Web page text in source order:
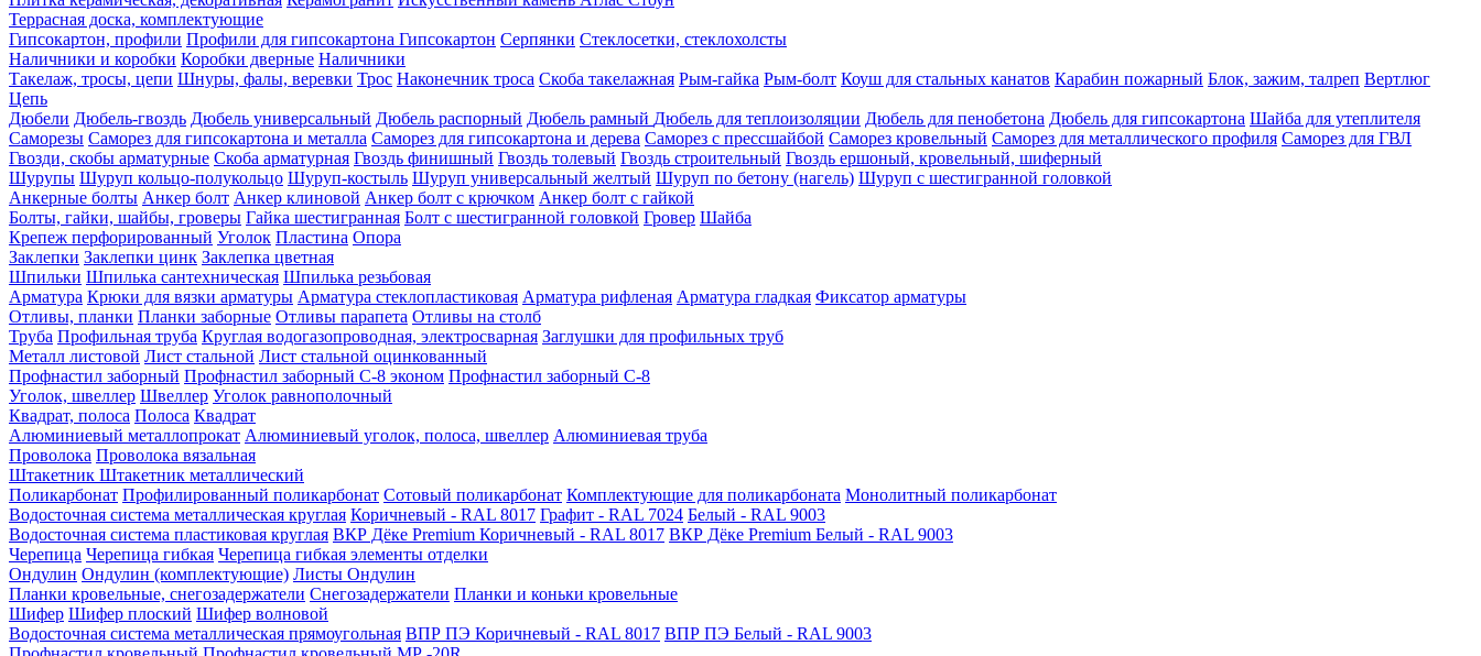
Террасная доска, комплектующие
Гипсокартон, профили Профили для гипсокартона Гипсокартон Серпянки Стеклосетки, стеклохолсты
Наличники и коробки Коробки дверные Наличники
Такелаж, тросы, цепи Шнуры, фалы, веревки Трос Наконечник троса Скоба такелажная Рым-гайка Рым-болт Коуш для стальных канатов Карабин пожарный Блок, зажим, талреп Вертлюг
Цепь
Дюбели Дюбель-гвоздь Дюбель универсальный Дюбель распорный Дюбель рамный Дюбель для теплоизоляции Дюбель для пенобетона Дюбель для гипсокартона Шайба для утеплителя
Саморезы Саморез для гипсокартона и металла Саморез для гипсокартона и дерева Саморез с прессшайбой Саморез кровельный Саморез для металлического профиля Саморез для ГВЛ
Гвозди, скобы арматурные Скоба арматурная Гвоздь финишный Гвоздь толевый Гвоздь строительный Гвоздь ершоный, кровельный, шиферный
Шурупы Шуруп кольцо-полукольцо Шуруп-костыль Шуруп универсальный желтый Шуруп по бетону (нагель) Шуруп с шестигранной головкой
Анкерные болты Анкер болт Анкер клиновой Анкер болт с крючком Анкер болт с гайкой
Болты, гайки, шайбы, гроверы Гайка шестигранная Болт c шестигранной головкой Гровер Шайба
Крепеж перфорированный Уголок Пластина Опора
Заклепки Заклепки цинк Заклепка цветная
Шпильки Шпилька сантехническая Шпилька резьбовая
Арматура Крюки для вязки арматуры Арматура стеклопластиковая Арматура рифленая Арматура гладкая Фиксатор арматуры
Отливы, планки Планки заборные Отливы парапета Отливы на столб
Труба Профильная труба Круглая водогазопроводная, электросварная Заглушки для профильных труб
Металл листовой Лист стальной Лист стальной оцинкованный
Профнастил заборный Профнастил заборный С-8 эконом Профнастил заборный С-8
Уголок, швеллер Швеллер Уголок равнополочный
Квадрат, полоса Полоса Квадрат
Алюминиевый металлопрокат Алюминиевый уголок, полоса, швеллер Алюминиевая труба
Проволока Проволока вязальная
Штакетник Штакетник металлический
Поликарбонат Профилированный поликарбонат Сотовый поликарбонат Комплектующие для поликарбоната Монолитный поликарбонат
Водосточная система металлическая круглая Коричневый - RAL 8017 Графит - RAL 7024 Белый - RAL 9003
Водосточная система пластиковая круглая ВКР Дёке Premium Коричневый - RAL 8017 ВКР Дёке Premium Белый - RAL 9003
Черепица Черепица гибкая Черепица гибкая элементы отделки
Ондулин Ондулин (комплектующие) Листы Ондулин
Планки кровельные, снегозадержатели Снегозадержатели Планки и коньки кровельные
Шифер Шифер плоский Шифер волновой
Водосточная система металлическая прямоугольная ВПР ПЭ Коричневый - RAL 8017 ВПР ПЭ Белый - RAL 9003